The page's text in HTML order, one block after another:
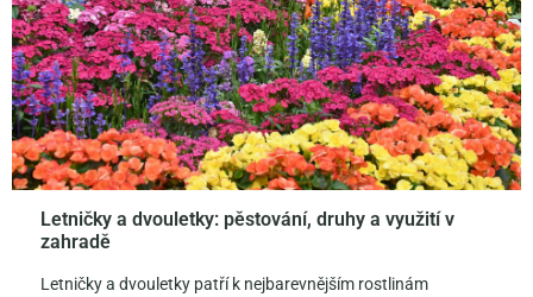
Letničky a dvouletky: pěstování, druhy a využití v
zahradě
Letničky a dvouletky patří k nejbarevnějším rostlinám